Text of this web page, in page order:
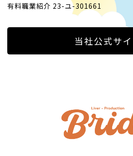
有料職業紹介 23-ユ-301661
当社公式サ